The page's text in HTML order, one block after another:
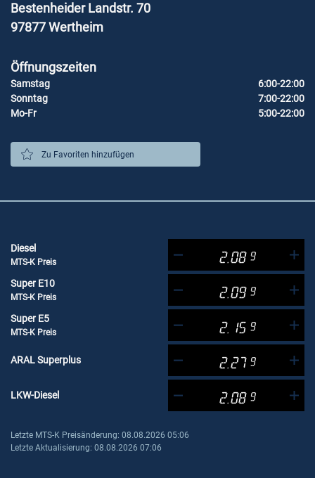
Bestenheider Landstr. 70
97877Wertheim
Öffnungszeiten
Samstag
6:00-22:00
Sonntag
7:00-22:00
Mo-Fr
5:00-22:00
Zu Favoriten hinzufügen
Diesel
MTS-K Preis 2.08 9
Super E10
MTS-K Preis 2.09 9
Super E5
MTS-K Preis 2.15 9
ARAL Superplus 2.27 9
LKW-Diesel 2.08 9
Letzte MTS-K Preisänderung: 08.08.2026 05:06
Letzte Aktualisierung: 08.08.2026 07:06